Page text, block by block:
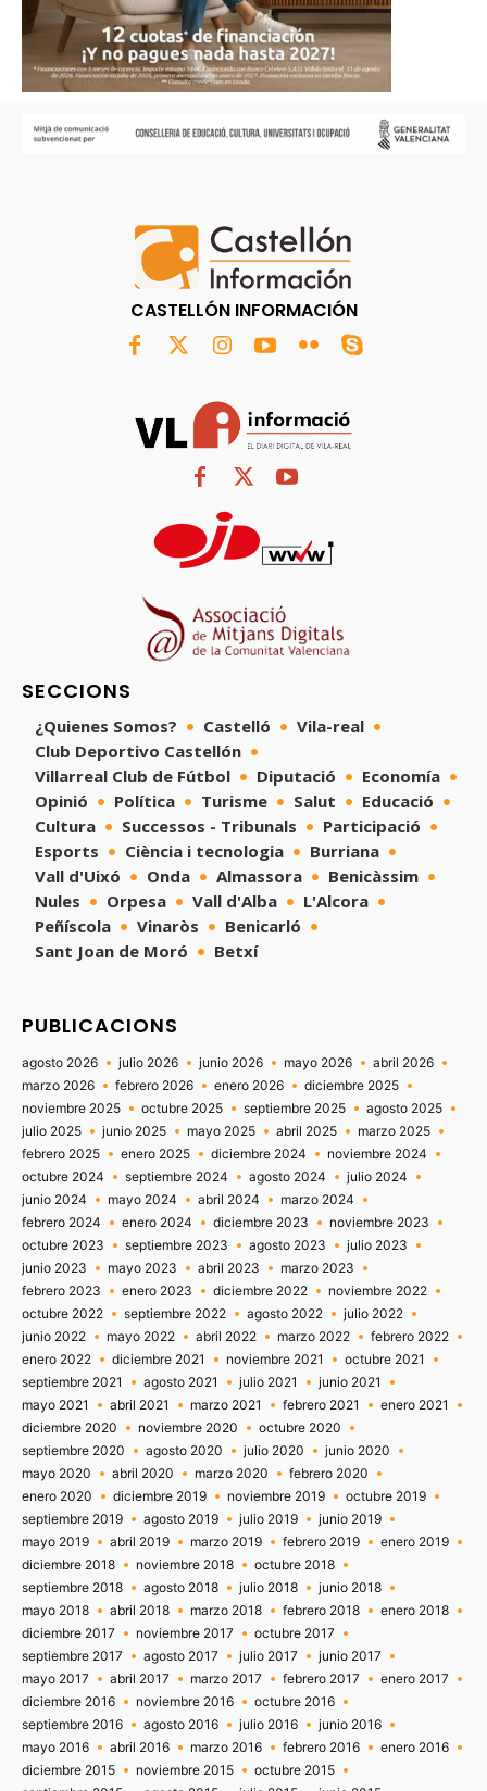
CASTELLÓN INFORMACIÓN
SECCIONS
¿Quienes Somos? Castelló
Vila-real
Club Deportivo Castellón
Villarreal Club de Fútbol
Diputació
Economía
Opinió
Política Turisme Salut
Educació
Cultura
Successos - Tribunals
Participació
Esports
Ciència i tecnologia
Burriana
Vall d'Uixó
Onda Almassora
Benicàssim
Nules
Orpesa Vall d'Alba
L'Alcora
Peñíscola
Vinaròs
Benicarló
Sant Joan de Moró
Betxí
PUBLICACIONS
agosto 2026 julio 2026 junio 2026 mayo 2026
abril 2026
marzo 2026
febrero 2026 enero 2026
diciembre 2025
noviembre 2025
octubre 2025 septiembre 2025
agosto 2025
julio 2025
junio 2025 mayo 2025 abril 2025
marzo 2025
febrero 2025
enero 2025 diciembre 2024
noviembre 2024
octubre 2024
septiembre 2024 agosto 2024
julio 2024
junio 2024
mayo 2024 abril 2024
marzo 2024
febrero 2024
enero 2024 diciembre 2023
noviembre 2023
octubre 2023
septiembre 2023 agosto 2023
julio 2023
junio 2023
mayo 2023 abril 2023
marzo 2023
febrero 2023
enero 2023 diciembre 2022
noviembre 2022
octubre 2022
septiembre 2022 agosto 2022
julio 2022
junio 2022
mayo 2022 abril 2022 marzo 2022
febrero 2022
enero 2022
diciembre 2021 noviembre 2021
octubre 2021
septiembre 2021
agosto 2021 julio 2021
junio 2021
mayo 2021
abril 2021 marzo 2021 febrero 2021
enero 2021
diciembre 2020
noviembre 2020
octubre 2020
septiembre 2020
agosto 2020 julio 2020
junio 2020
mayo 2020
abril 2020 marzo 2020
febrero 2020
enero 2020
diciembre 2019 noviembre 2019
octubre 2019
septiembre 2019
agosto 2019 julio 2019
junio 2019
mayo 2019
abril 2019 marzo 2019 febrero 2019
enero 2019
diciembre 2018
noviembre 2018
octubre 2018
septiembre 2018
agosto 2018 julio 2018
junio 2018
mayo 2018
abril 2018 marzo 2018 febrero 2018
enero 2018
diciembre 2017
noviembre 2017
octubre 2017
septiembre 2017
agosto 2017 julio 2017
junio 2017
mayo 2017
abril 2017 marzo 2017 febrero 2017
enero 2017
diciembre 2016
noviembre 2016
octubre 2016
septiembre 2016
agosto 2016 julio 2016
junio 2016
mayo 2016
abril 2016 marzo 2016 febrero 2016
enero 2016
diciembre 2015
noviembre 2015
octubre 2015